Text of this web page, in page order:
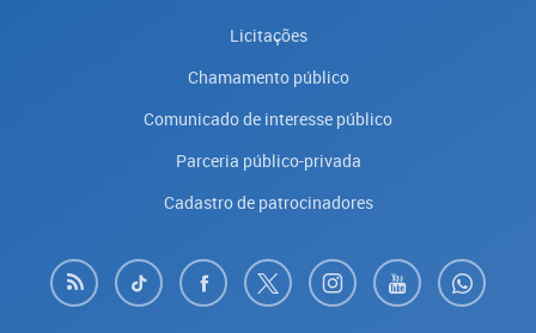
Licitações
Chamamento público
Comunicado de interesse público
Parceria público-privada
Cadastro de patrocinadores